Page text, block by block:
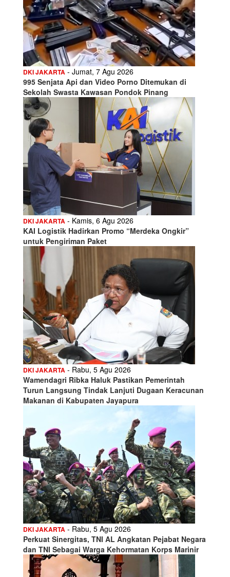
DKI JAKARTA - Jumat, 7 Agu 2026
995 Senjata Api dan Video Porno Ditemukan di
Sekolah Swasta Kawasan Pondok Pinang
DKI JAKARTA - Kamis, 6 Agu 2026
KAI Logistik Hadirkan Promo “Merdeka Ongkir”
untuk Pengiriman Paket
DKI JAKARTA - Rabu, 5 Agu 2026
Wamendagri Ribka Haluk Pastikan Pemerintah
Turun Langsung Tindak Lanjuti Dugaan Keracunan
Makanan di Kabupaten Jayapura
DKI JAKARTA - Rabu, 5 Agu 2026
Perkuat Sinergitas, TNI AL Angkatan Pejabat Negara
dan TNI Sebagai Warga Kehormatan Korps Marinir